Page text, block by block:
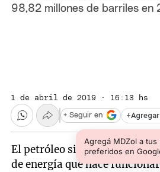
98,82 millones de barriles en
1 de abril de 2019 · 16:13 hs
+
Agregá MDZol a tus
preferidos en
+ Seguir en
El petróleo sigue siendo hoy
de energía que hace